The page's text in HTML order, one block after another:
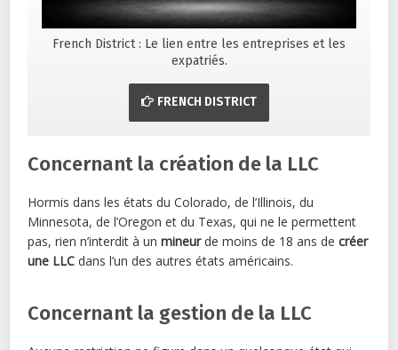
French District : Le lien entre les entreprises et les
expatriés.
FRENCH DISTRICT
Concernant la création de la LLC
Hormis dans les états du Colorado, de l’Illinois, du
Minnesota, de l’Oregon et du Texas, qui ne le permettent
pas, rien n’interdit à unmineurde moins de 18 ans decréer
une LLC dans l’un des autres états américains.
Concernant la gestion de la LLC